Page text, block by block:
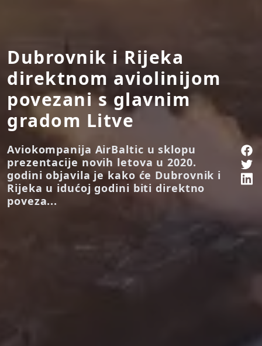
Dubrovnik i Rijeka
direktnom aviolinijom
povezani s glavnim
gradom Litve
Aviokompanija AirBaltic u sklopu
prezentacije novih letova u 2020.
godini objavila je kako će Dubrovnik i
Rijeka u idućoj godini biti direktno
poveza...